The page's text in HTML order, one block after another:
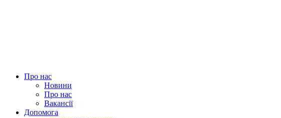
Про нас
Новини
Про нас
Вакансії
Допомога